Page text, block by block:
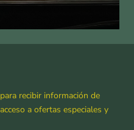
recibir información de
a ofertas especiales y